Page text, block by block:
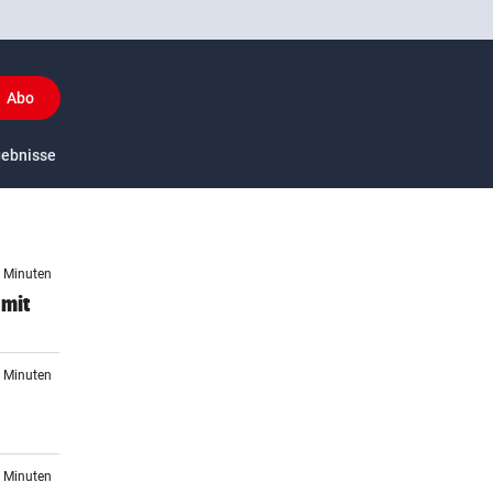
Abo
US-Sport
Minuten
Minuten
Minuten